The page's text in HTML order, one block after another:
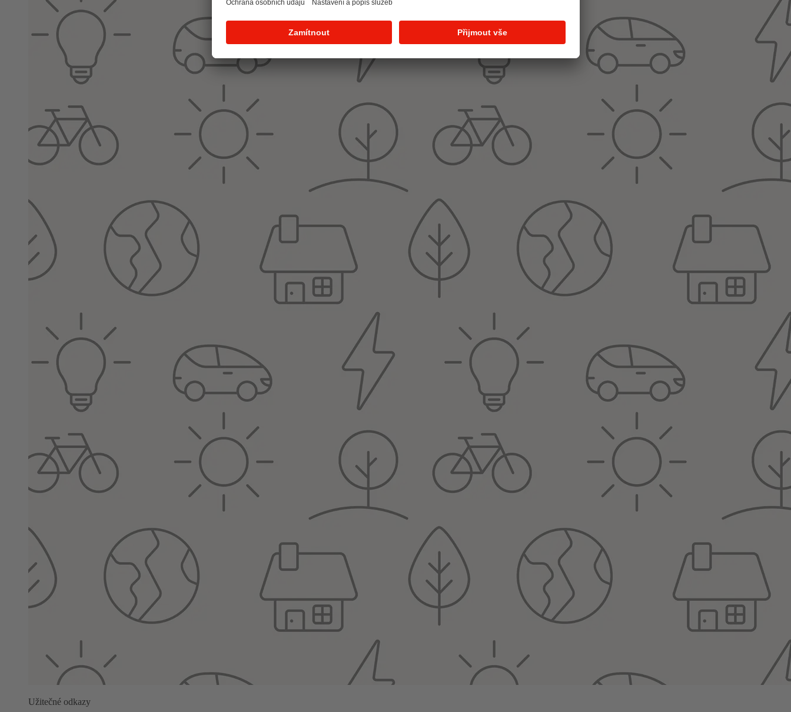
Užitečné odkazy